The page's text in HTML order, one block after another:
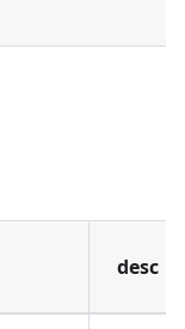
desc